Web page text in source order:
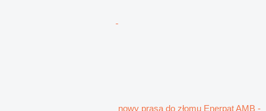
nowy prasa do złomu Enerpat AMB -